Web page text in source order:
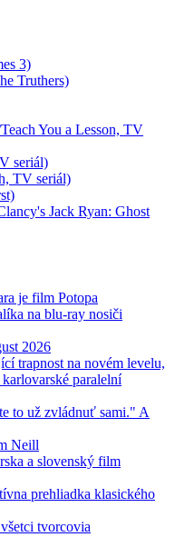
3)
Truthers)
You a Lesson, TV
seriál)
TV seriál)
Jack Ryan: Ghost
je film Potopa
na blu-ray nosiči
2026
trapnost na novém levelu,
paralelní
to už zvládnuť sami." A
Neill
a slovenský film
prehliadka klasického
tvorcovia